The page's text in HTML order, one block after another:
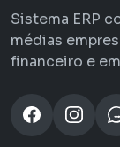
Sistema ERP
médias
financeiro e